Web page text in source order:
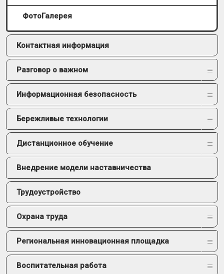
ФотоГалерея
Контактная информация
Разговор о важном
Информационная безопасность
Бережливые технологии
Дистанционное обучение
Внедрение модели наставничества
Трудоустройство
Охрана труда
Региональная инновационная площадка
Воспитательная работа